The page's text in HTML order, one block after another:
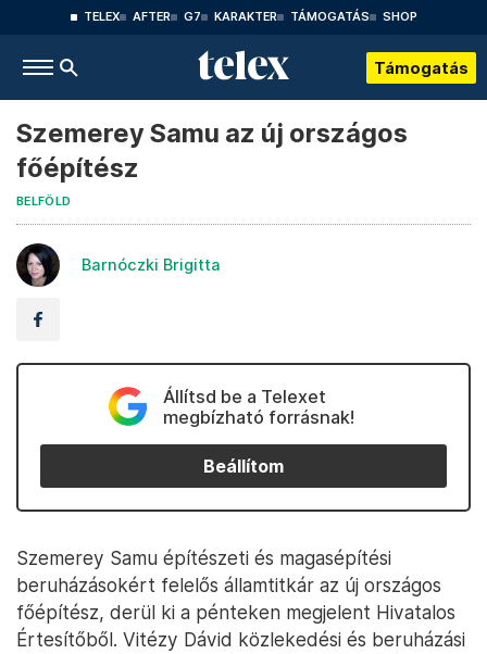
TELEX AFTER G7 KARAKTER TÁMOGATÁS SHOP
Támogatás
Szemerey Samu az új országos
főépítész
BELFÖLD
Barnóczki Brigitta
Állítsd be a Telexet
megbízható forrásnak!
Beállítom
Szemerey Samu építészeti és magasépítési
beruházásokért felelős államtitkár az új országos
főépítész, derül ki a pénteken megjelent Hivatalos
Értesítőből. Vitézy Dávid közlekedési és beruházási